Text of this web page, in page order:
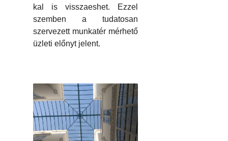
kal is visszaeshet. Ezzel
szemben a tudatosan
szervezett munkatér mérhető
üzleti előnyt jelent.